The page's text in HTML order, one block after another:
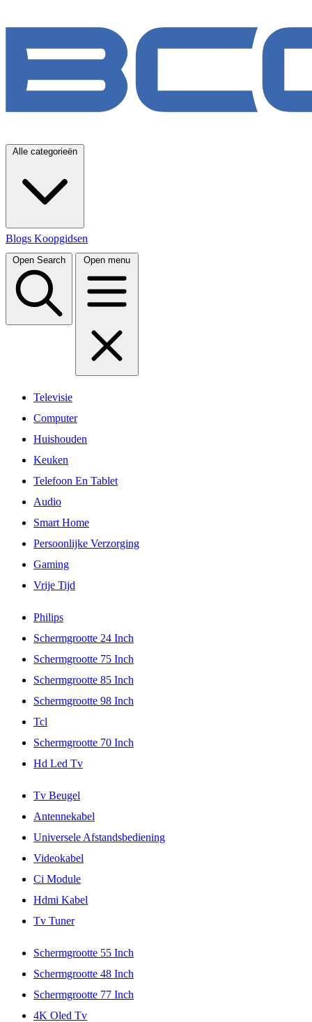
Alle categorieën
Blogs Koopgidsen
Open Search Open menu
Televisie
Computer
Huishouden
Keuken
Telefoon En Tablet
Audio
Smart Home
Persoonlijke Verzorging
Gaming
Vrije Tijd
Philips
Schermgrootte 24 Inch
Schermgrootte 75 Inch
Schermgrootte 85 Inch
Schermgrootte 98 Inch
Tcl
Schermgrootte 70 Inch
Hd Led Tv
Tv Beugel
Antennekabel
Universele Afstandsbediening
Videokabel
Ci Module
Hdmi Kabel
Tv Tuner
Schermgrootte 55 Inch
Schermgrootte 48 Inch
Schermgrootte 77 Inch
4K Oled Tv